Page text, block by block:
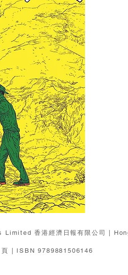
香港經濟日報有限公司 |
| ISBN 9789881506146